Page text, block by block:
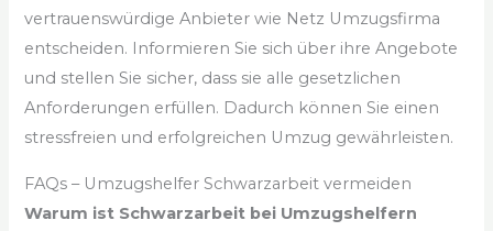
vertrauenswürdige Anbieter wie Netz Umzugsfirma
entscheiden. Informieren Sie sich über ihre Angebote
und stellen Sie sicher, dass sie alle gesetzlichen
Anforderungen erfüllen. Dadurch können Sie einen
stressfreien und erfolgreichen Umzug gewährleisten.
FAQs – Umzugshelfer Schwarzarbeit vermeiden
Warum ist Schwarzarbeit bei Umzugshelfern